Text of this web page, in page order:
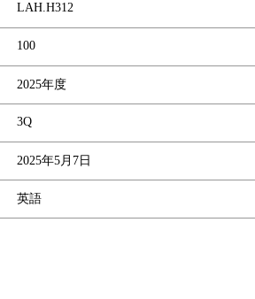
LAH.H312
100
2025年度
3Q
2025年5月7日
英語